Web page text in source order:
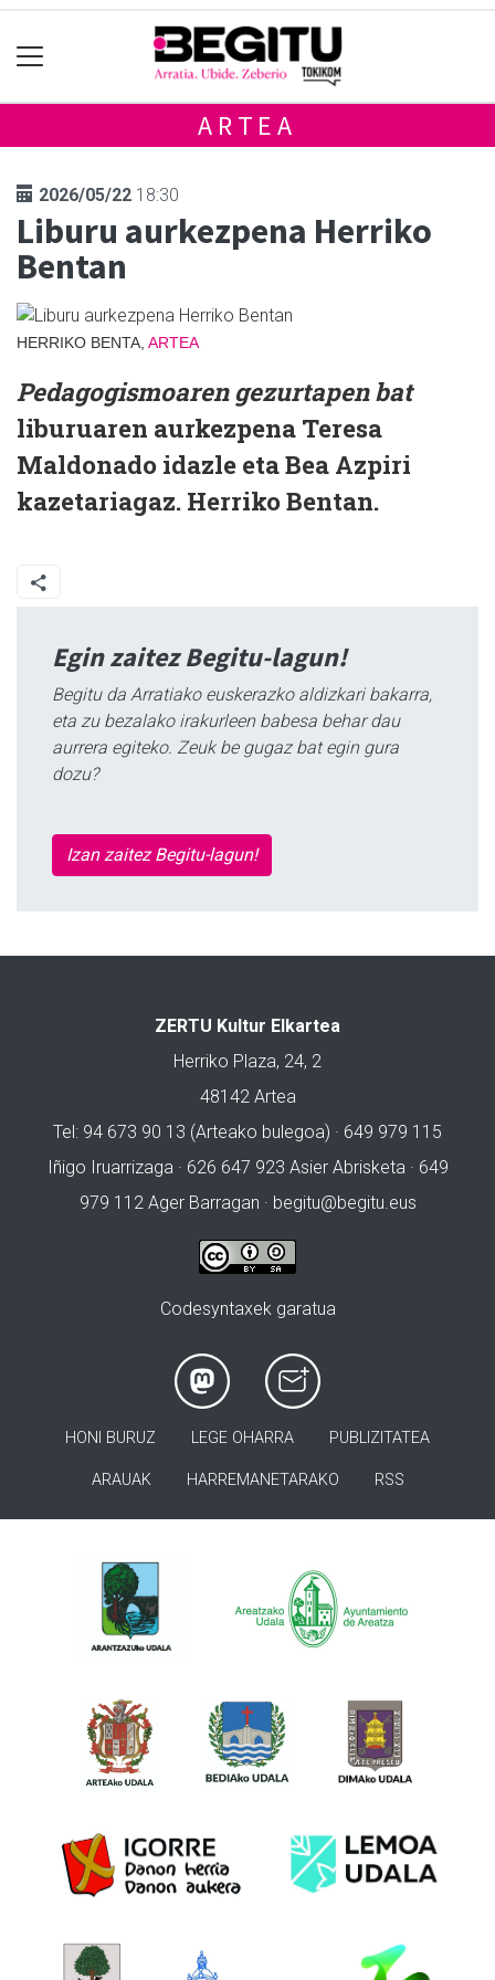
ARTEA
2026/05/22 18:30
Liburu aurkezpena Herriko
Bentan
HERRIKO BENTA, ARTEA
Pedagogismoaren gezurtapen bat
liburuaren aurkezpena Teresa
Maldonado idazle eta Bea Azpiri
kazetariagaz. Herriko Bentan.
Egin zaitez Begitu-lagun!
Begitu da Arratiako euskerazko aldizkari bakarra,
eta zu bezalako irakurleen babesa behar dau
aurrera egiteko. Zeuk be gugaz bat egin gura
dozu?
Izan zaitez Begitu-lagun!
ZERTU Kultur Elkartea
Herriko Plaza, 24, 2
48142 Artea
Tel: 94 673 90 13 (Arteako bulegoa) · 649 979 115
Iñigo Iruarrizaga · 626 647 923 Asier Abrisketa · 649
979 112 Ager Barragan · begitu@begitu.eus
Codesyntaxek garatua
HONI BURUZ LEGE OHARRA PUBLIZITATEA
ARAUAK HARREMANETARAKO RSS